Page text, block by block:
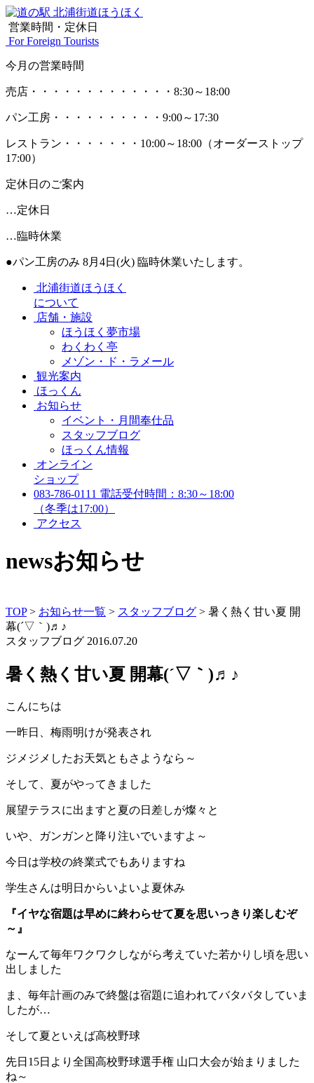
営業時間・定休日
For Foreign Tourists
今月の営業時間
売店 ・・・・・・・・・・・・・ 8:30～18:00
パン工房 ・・・・・・・・・・ 9:00～17:30
レストラン ・・・・・・・ 10:00～18:00 （オーダーストップ
17:00）
定休日のご案内
…定休日
…臨時休業
●パン工房のみ 8月4日(火) 臨時休業いたします。
北浦街道ほうほく
について
店舗・施設
ほうほく夢市場
わくわく亭
メゾン・ド・ラメール
観光案内
ほっくん
お知らせ
イベント・月間奉仕品
スタッフブログ
ほっくん情報
オンライン
ショップ
083-786-0111 電話受付時間：8:30～18:00
（冬季は17:00）
アクセス
newsお知らせ
TOP> お知らせ一覧 > スタッフブログ > 暑く熱く甘い夏 開
幕(´▽｀)♬♪
スタッフブログ 2016.07.20
暑く熱く甘い夏 開幕(´▽｀)♬♪
こんにちは
一昨日、梅雨明けが発表され
ジメジメしたお天気ともさようなら～
そして、夏がやってきました
展望テラスに出ますと夏の日差しが燦々と
いや、ガンガンと降り注いでいますよ～
今日は学校の終業式でもありますね
学生さんは明日からいよいよ夏休み
『イヤな宿題は早めに終わらせて夏を思いっきり楽しむぞ
～』
なーんて毎年ワクワクしながら考えていた若かりし頃を思い
出しました
ま、毎年計画のみで終盤は宿題に追われてバタバタしていま
したが…
そして夏といえば高校野球
先日15日より全国高校野球選手権 山口大会が始まりました
ね～